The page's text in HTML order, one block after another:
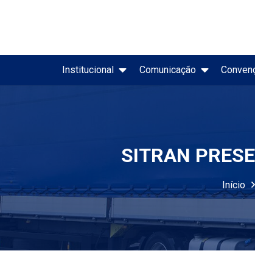
Institucional Comunicação
SITRAN
Início